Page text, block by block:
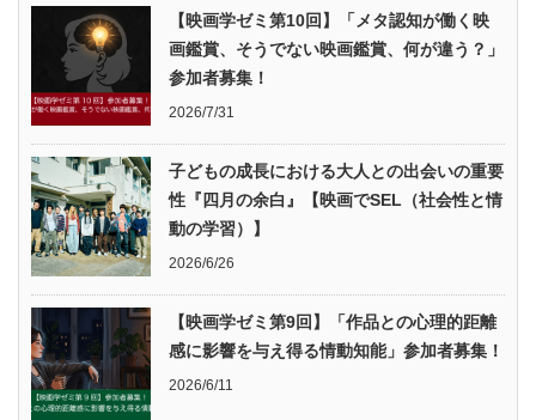
【映画学ゼミ第10回】「メタ認知が働く映
画鑑賞、そうでない映画鑑賞、何が違う？」
参加者募集！
2026/7/31
子どもの成長における大人との出会いの重要
性『四月の余白』【映画でSEL（社会性と情
動の学習）】
2026/6/26
【映画学ゼミ第9回】「作品との心理的距離
感に影響を与え得る情動知能」参加者募集！
2026/6/11